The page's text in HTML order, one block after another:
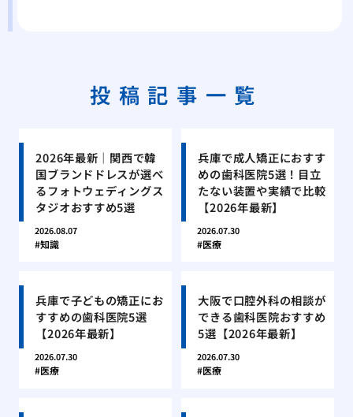
投稿記事一覧
2026年最新｜関西で韓
国ブランドドレスが選べ
るフォトウェディングス
タジオおすすめ5選
2026.08.07
知識
兵庫で成人矯正におすす
めの歯科医院5選！目立
たない装置や実績で比較
【2026年最新】
2026.07.30
医療
兵庫で子どもの矯正にお
すすめの歯科医院5選
【2026年最新】
2026.07.30
医療
大阪で口腔外科の相談が
できる歯科医院おすすめ
5選【2026年最新】
2026.07.30
医療